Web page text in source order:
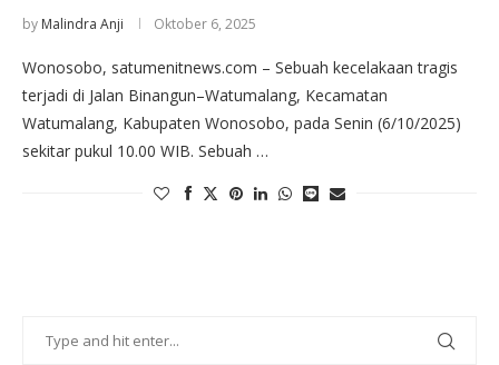
by Malindra Anji Oktober 6, 2025
Wonosobo, satumenitnews.com – Sebuah kecelakaan tragis
terjadi di Jalan Binangun–Watumalang, Kecamatan
Watumalang, Kabupaten Wonosobo, pada Senin (6/10/2025)
sekitar pukul 10.00 WIB. Sebuah …